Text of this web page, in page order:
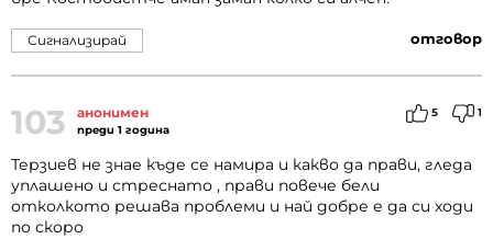
отговор
Сигнализирай
103 анонимен
преди 1 година
5 1
Терзиев не знае къде се намира и какво да прави, гледа
уплашено и стреснато , прави повече бели
отколкото решава проблеми и най добре е да си ходи
по скоро